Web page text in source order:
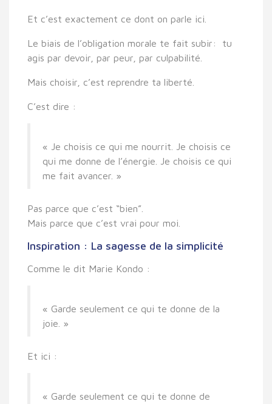
Et c’est exactement ce dont on parle ici.
Le biais de l’obligation morale te fait subir:
tu
agis par devoir, par peur, par culpabilité.
Mais choisir , c’est reprendre ta liberté
C’est dire :
« Je choisis ce qui me nourrit. Je choisis ce
qui me donne de l’énergie. Je choisis ce qui
me fait avancer. »
Pas parce que c’est “bien”.
Mais parce que c’est vrai pour moi
Inspiration : La sagesse de la simplicité
Comme le dit Marie Kondo :
« Garde seulement ce qui te donne de la
joie. »
Et ici :
« Garde seulement ce qui te donne de